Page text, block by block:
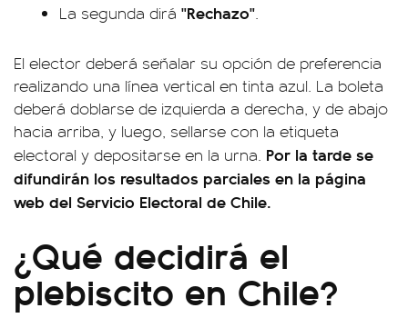
La segunda dirá "Rechazo".
El elector deberá señalar su opción de preferencia
realizando una línea vertical en tinta azul. La boleta
deberá doblarse de izquierda a derecha, y de abajo
hacia arriba, y luego, sellarse con la etiqueta
electoral y depositarse en la urna. Por la tarde se
difundirán los resultados parciales en la página
web del Servicio Electoral de Chile.
¿Qué decidirá el
plebiscito en Chile?